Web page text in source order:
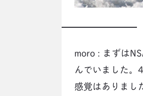
moro : まずは
んでいました。
感覚はありまし